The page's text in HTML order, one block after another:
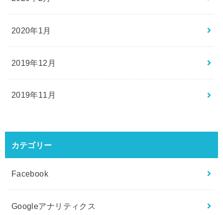
2020年1月
2019年12月
2019年11月
カテゴリー
Facebook
Googleアナリティクス